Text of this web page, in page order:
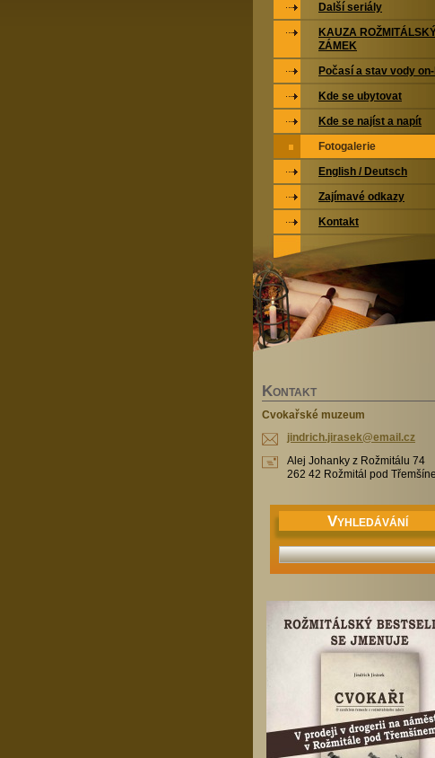
Další seriály
KAUZA
ZÁMEK
Počasí a stav vody
Kde se ubytovat
Kde se najíst a napít
Fotogalerie
English / Deutsch
Zajímavé odkazy
Kontakt
KONTAKT
Cvokařské muzeum
jindrich.jirasek@email.cz
Alej Johanky z Rožmitálu 74
262 42 Rožmitál pod
VYHLEDÁVÁNÍ